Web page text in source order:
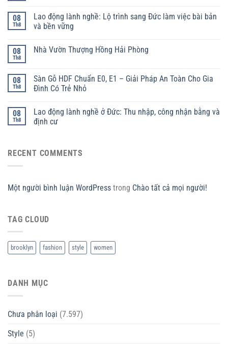
08
Th8
Lao động lành nghề: Lộ trình sang Đức làm việc bài bản
và bền vững
08
Th8
Nhà Vườn Thượng Hồng Hải Phòng
08
Th8
Sàn Gỗ HDF Chuẩn E0, E1 – Giải Pháp An Toàn Cho Gia
Đình Có Trẻ Nhỏ
08
Th8
Lao động lành nghề ở Đức: Thu nhập, công nhận bằng và
định cư
RECENT COMMENTS
Một người bình luận WordPress trong Chào tất cả mọi người!
TAG CLOUD
brooklyn fashion style women
DANH MỤC
Chưa phân loại (7.597)
Style (5)